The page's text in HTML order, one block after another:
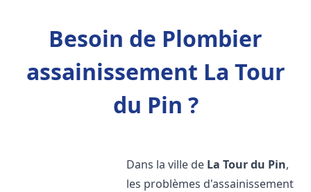
Besoin de Plombier
assainissement La Tour
du Pin ?
Dans la ville de La Tour du Pin,
les problèmes d'assainissement